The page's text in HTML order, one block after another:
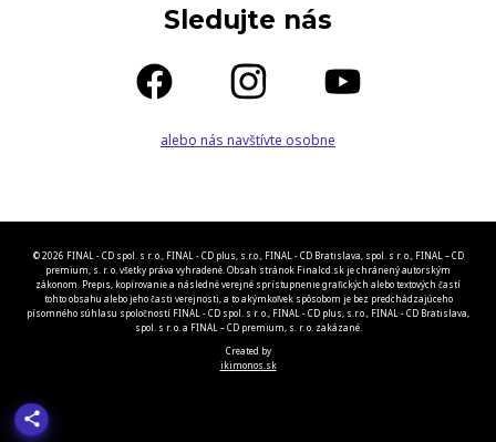
Sledujte nás
alebo nás navštívte osobne
© 2026 FINAL - CD spol. s r. o., FINAL - CD plus, s.r.o., FINAL - CD Bratislava, spol. s r. o., FINAL – CD
premium, s. r. o. všetky práva vyhradené. Obsah stránok Finalcd.sk je chránený autorským
zákonom. Prepis, kopírovanie a následné verejné sprístupnenie grafických alebo textových častí
tohto obsahu alebo jeho časti verejnosti, a to akýmkoľvek spôsobom je bez predchádzajúceho
písomného súhlasu spoločností FINAL - CD spol. s r. o., FINAL - CD plus, s.r.o., FINAL - CD Bratislava,
spol. s r. o. a FINAL – CD premium, s. r. o. zakázané.
Created by
ikimonos.sk